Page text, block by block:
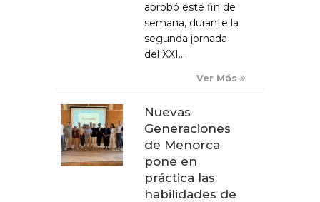
aprobó este fin de
semana, durante la
segunda jornada
del XXI...
Ver Más
Nuevas
Generaciones
de Menorca
pone en
práctica las
habilidades de